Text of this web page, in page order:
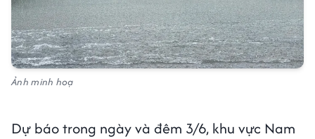
Ảnh minh hoạ
Dự báo trong ngày và đêm 3/6, khu vực Nam